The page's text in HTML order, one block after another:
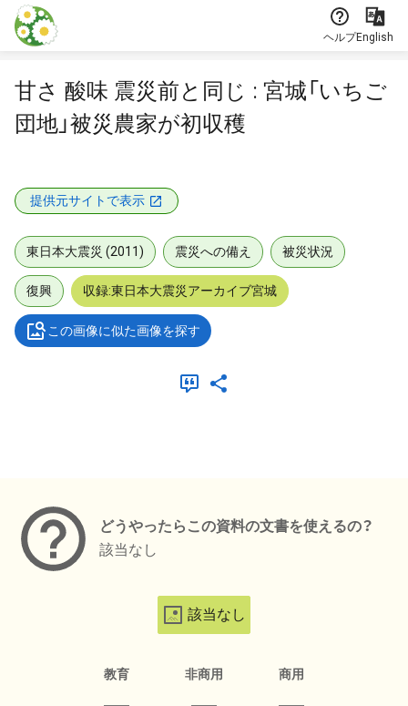
本文に飛ぶ
ヘルプEnglish
甘さ 酸味 震災前と同じ : 宮城「いちご
団地」被災農家が初収穫
提供元サイトで表示
東日本大震災 (2011) 震災への備え 被災状況
復興 収録:東日本大震災アーカイブ宮城
この画像に似た画像を探す
どうやったらこの資料の文書を使えるの？
該当なし
該当なし
教育 非商用 商用